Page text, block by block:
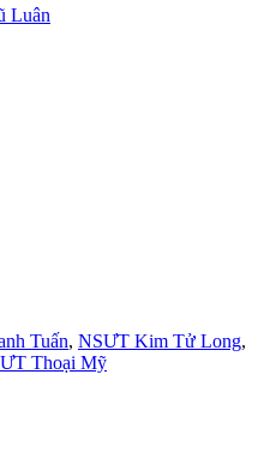
Luân
Tuấn, NSƯT Kim Tử Long,
Thoại Mỹ